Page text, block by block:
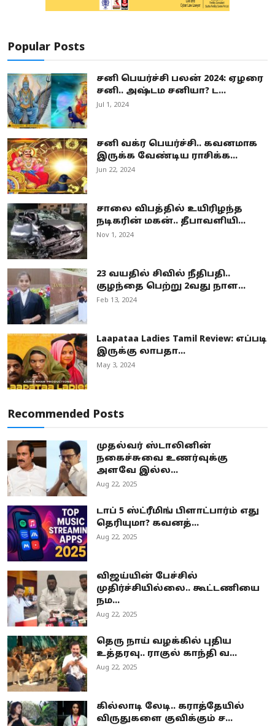
Popular Posts
சனி பெயர்ச்சி பலன் 2024: ஏழரை
சனி.. அஷ்டம சனியா? ட...
Jul 1, 2024
சனி வக்ர பெயர்ச்சி.. கவனமாக
இருக்க வேண்டிய ராசிக்க...
Jun 22, 2024
சாலை விபத்தில் உயிரிழந்த
நடிகரின் மகன்.. தீபாவளியி...
Nov 1, 2024
23 வயதில் சிவில் நீதிபதி..
குழந்தை பெற்று 2வது நாள...
Feb 13, 2024
Laapataa Ladies Tamil Review: எப்படி
இருக்கு லாபதா...
May 3, 2024
Recommended Posts
முதல்வர் ஸ்டாலினின்
நகைச்சுவை உணர்வுக்கு
அளவே இல்ல...
Aug 22, 2025
டாப் 5 ஸ்ட்ரீமிங் பிளாட்பார்ம் எது
தெரியுமா? கவனத்...
Aug 22, 2025
விஜய்யின் பேச்சில்
முதிர்ச்சியில்லை.. கூட்டணியை
நம...
Aug 22, 2025
தெரு நாய் வழக்கில் புதிய
உத்தரவு.. ராகுல் காந்தி வ...
Aug 22, 2025
கில்லாடி லேடி.. கராத்தேயில்
விருதுகளை குவிக்கும் ச...